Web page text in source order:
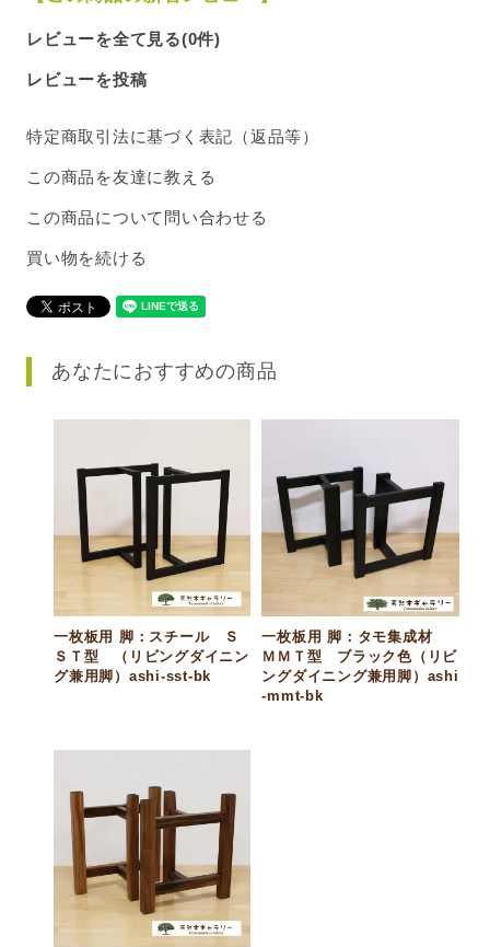
レビューを全て見る(0件)
レビューを投稿
特定商取引法に基づく表記（返品等）
この商品を友達に教える
この商品について問い合わせる
買い物を続ける
あなたにおすすめの商品
一枚板用 脚：スチール Ｓ
ＳＴ型 （リビングダイニン
グ兼用脚）ashi-sst-bk
一枚板用 脚：タモ集成材
ＭＭＴ型 ブラック色（リビ
ングダイニング兼用脚）ashi
-mmt-bk